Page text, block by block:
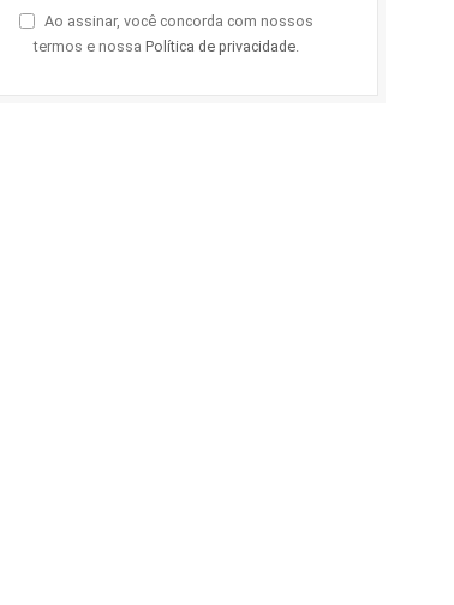
Ao assinar, você concorda com nossos
termos e nossa Política de privacidade.